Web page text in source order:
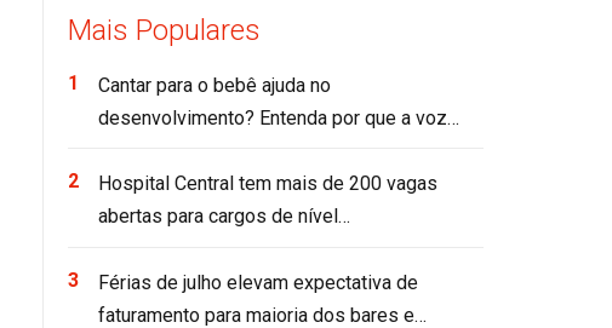
Mais Populares
Cantar para o bebê ajuda no
desenvolvimento? Entenda por que a voz…
Hospital Central tem mais de 200 vagas
abertas para cargos de nível…
Férias de julho elevam expectativa de
faturamento para maioria dos bares e…